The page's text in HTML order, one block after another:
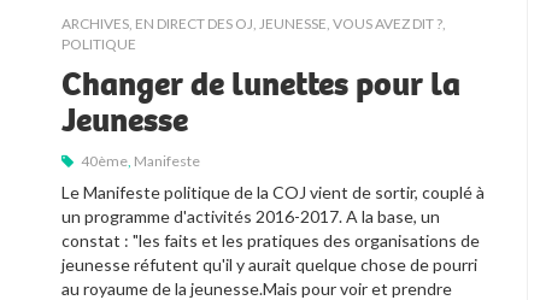
ARCHIVES EN DIRECT DES OJ JEUNESSE, VOUS AVEZ DIT ?
POLITIQUE
Changer de lunettes pour la
Jeunesse
40ème Manifeste
Le Manifeste politique de la COJ vient de sortir, couplé à
un programme d'activités 2016-2017. A la base, un
constat : "les faits et les pratiques des organisations de
jeunesse réfutent qu'il y aurait quelque chose de pourri
au royaume de la jeunesse.Mais pour voir et prendre